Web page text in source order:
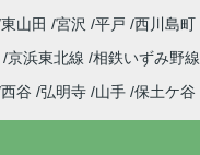
東山田 宮沢 平戸 西川島町
京浜東北線 相鉄いずみ野線
西谷 弘明寺 山手 保土ケ谷